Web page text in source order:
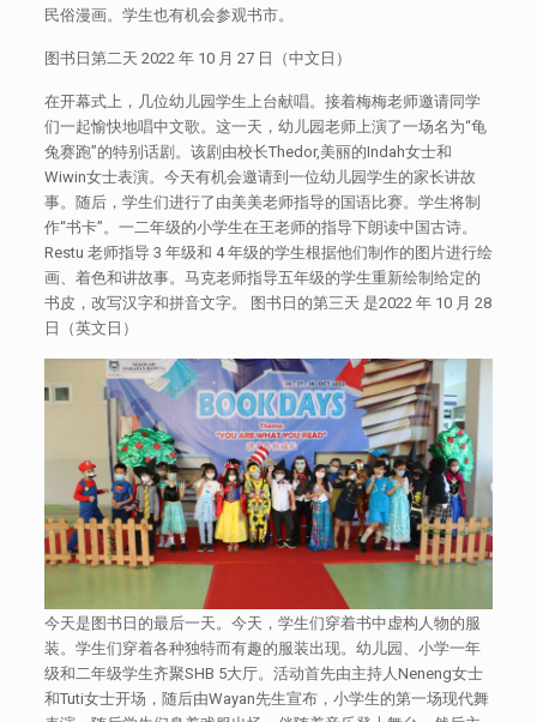
民俗漫画。学生也有机会参观书市。
图书日第二天 2022 年 10 月 27 日（中文日）
在开幕式上，几位幼儿园学生上台献唱。接着梅梅老师邀请同学
们一起愉快地唱中文歌。这一天，幼儿园老师上演了一场名为“龟
兔赛跑”的特别话剧。该剧由校长Thedor,美丽的Indah女士和
Wiwin女士表演。今天有机会邀请到一位幼儿园学生的家长讲故
事。随后，学生们进行了由美美老师指导的国语比赛。学生将制
作“书卡”。一二年级的小学生在王老师的指导下朗读中国古诗。
Restu 老师指导 3 年级和 4 年级的学生根据他们制作的图片进行绘
画、着色和讲故事。马克老师指导五年级的学生重新绘制给定的
书皮，改写汉字和拼音文字。 图书日的第三天 是2022 年 10 月 28
日（英文日）
今天是图书日的最后一天。今天，学生们穿着书中虚构人物的服
装。学生们穿着各种独特而有趣的服装出现。幼儿园、小学一年
级和二年级学生齐聚SHB 5大厅。活动首先由主持人Neneng女士
和Tuti女士开场，随后由Wayan先生宣布，小学生的第一场现代舞